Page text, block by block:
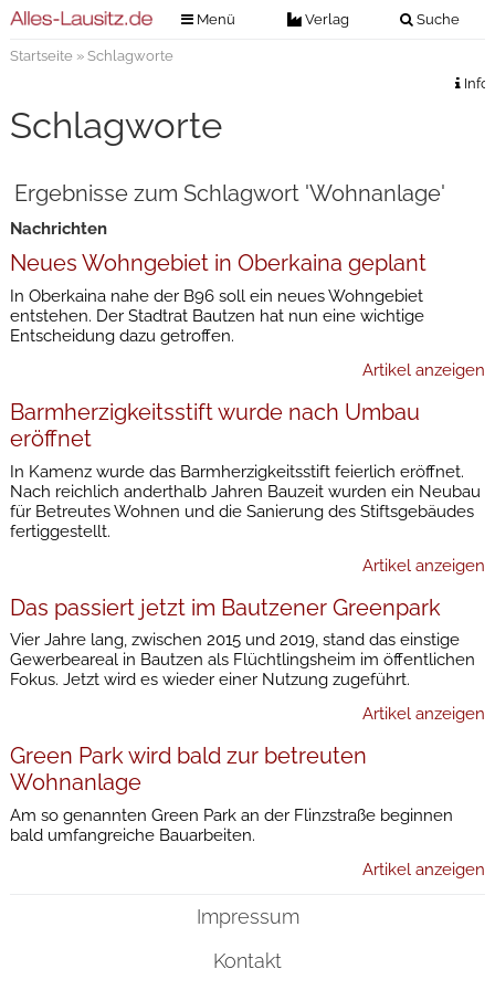
Menü Verlag Suche
Verlag
Kontakt
Anzeigenannahme
Startseite» Schlagworte
Info
Schlagworte
Ergebnisse zum Schlagwort 'Wohnanlage'
Nachrichten
Neues Wohngebiet in Oberkaina geplant
In Oberkaina nahe der B96 soll ein neues Wohngebiet
entstehen. Der Stadtrat Bautzen hat nun eine wichtige
Entscheidung dazu getroffen.
Artikel anzeigen
Barmherzigkeitsstift wurde nach Umbau
eröffnet
In Kamenz wurde das Barmherzigkeitsstift feierlich eröffnet.
Nach reichlich anderthalb Jahren Bauzeit wurden ein Neubau
für Betreutes Wohnen und die Sanierung des Stiftsgebäudes
fertiggestellt.
Artikel anzeigen
Das passiert jetzt im Bautzener Greenpark
Vier Jahre lang, zwischen 2015 und 2019, stand das einstige
Gewerbeareal in Bautzen als Flüchtlingsheim im öffentlichen
Fokus. Jetzt wird es wieder einer Nutzung zugeführt.
Artikel anzeigen
Green Park wird bald zur betreuten
Wohnanlage
Am so genannten Green Park an der Flinzstraße beginnen
bald umfangreiche Bauarbeiten.
Artikel anzeigen
Impressum
Kontakt